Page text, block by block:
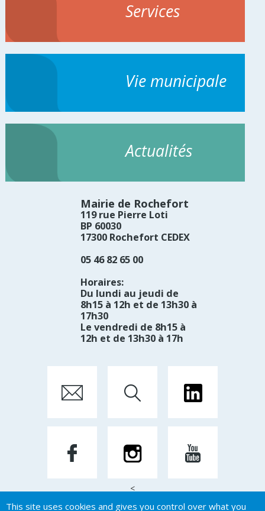
Services
Vie municipale
Actualités
Mairie de Rochefort
119 rue Pierre Loti
BP 60030
17300 Rochefort CEDEX
05 46 82 65 00
Horaires:
Du lundi au jeudi de
8h15 à 12h et de 13h30 à
17h30
Le vendredi de 8h15 à
12h et de 13h30 à 17h
<
This site uses cookies and gives you control over what you